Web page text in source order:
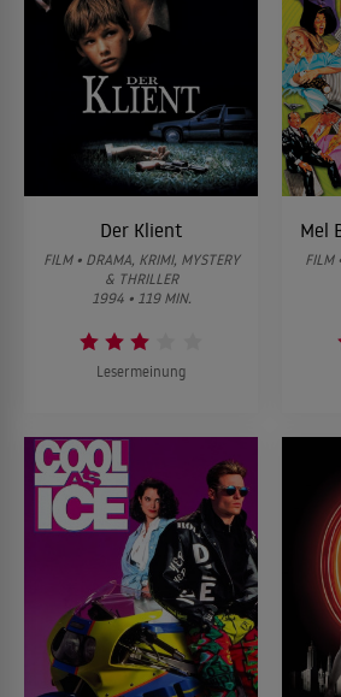
Der Klient
FILM • DRAMA, KRIMI, MYSTERY
& THRILLER
1994 • 119 MIN.
Lesermeinung
Mel
FILM